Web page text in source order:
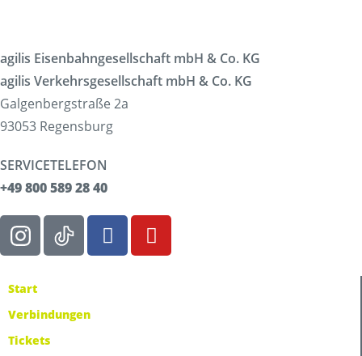
agilis Eisenbahngesellschaft mbH & Co. KG
agilis Verkehrsgesellschaft mbH & Co. KG
Galgenbergstraße 2a
93053 Regensburg
SERVICETELEFON
+49 800 589 28 40
Start
Verbindungen
Tickets